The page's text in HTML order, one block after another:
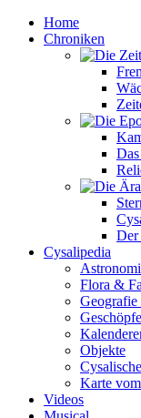
Home
Chroniken
Cysalipedia
Flora &
Geschöpfe
Objekte
Karte
Videos